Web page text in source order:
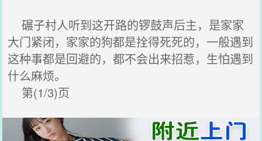
碾子村人听到这开路的锣鼓声后主，是家家
大门紧闭，家家的狗都是拴得死死的，一般遇到
这种事都是回避的，都不会出来招惹，生怕遇到
什么麻烦。
第(1/3)页